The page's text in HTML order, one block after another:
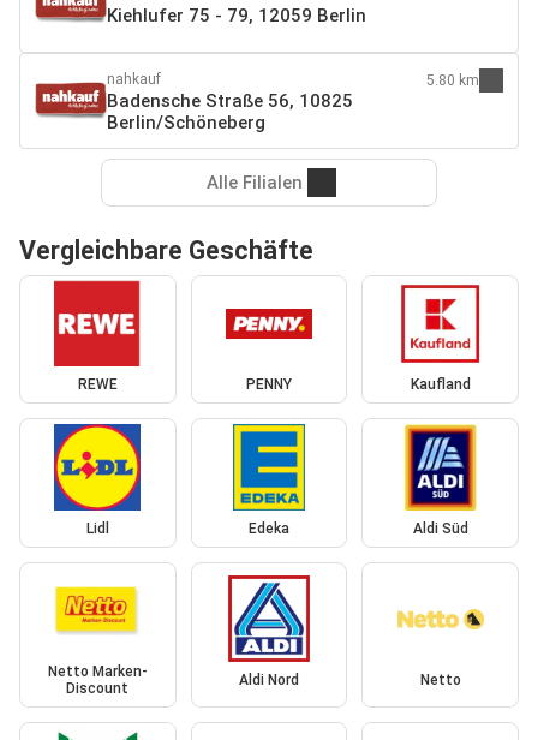
Kiehlufer 75 - 79, 12059 Berlin
nahkauf
Badensche Straße 56, 10825
Berlin/Schöneberg
5.80 km
Alle Filialen
Vergleichbare Geschäfte
REWE PENNY Kaufland
Lidl Edeka Aldi Süd
Netto Marken-
Discount
Aldi Nord Netto